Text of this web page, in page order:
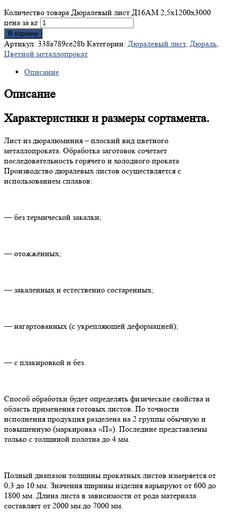
Количество товара Дюралевый лист Д16АМ 2,5х1200х3000
цена за кг
В корзину
Артикул: 338a789ce28b Категории: Дюралевый лист, Дюраль,
Цветной металлопрокат
Описание
Описание
Характеристики и размеры сортамента.
Лист из дюралюминия – плоский вид цветного
металлопроката. Обработка заготовок сочетает
последовательность горячего и холодного проката
Производство дюралевых листов осуществляется с
использованием сплавов:
— без термической закалки;
— отожжённых;
— закаленных и естественно состаренных;
— нагартованных (с укрепляющей деформацией);
— с плакировкой и без.
Способ обработки будет определять физические свойства и
область применения готовых листов. По точности
исполнения продукция разделена на 2 группы обычную и
повышенную (маркировка «П»). Последние представлены
только с толщиной полотна до 4 мм.
Полный диапазон толщины прокатных листов измеряется от
0,3 до 10 мм. Значения ширины изделия варьируют от 600 до
1800 мм. Длина листа в зависимости от рода материала
составляет от 2000 мм до 7000 мм.